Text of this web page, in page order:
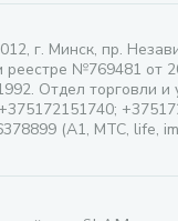
г. Минск, пр.
реестре №769481 от
Отдел торговли и
(А1, МТС, life,